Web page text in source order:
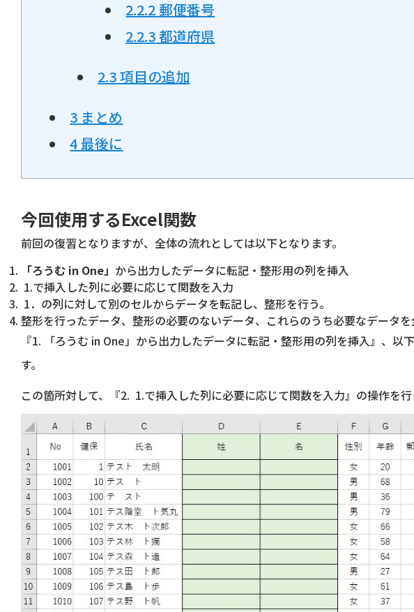
2.2.2 郵便番号
2.2.3都道府県
2.3項目の追加
3 まとめ
4最後に
今回使用するExcel関数
前回の復習となりますが、全体の流れとしては以下となります。
「ろうむ in One」 から出力したデータに転記・整形用の列を挿入
1.で挿入した列に必要に応じて関数を入力
1．の列に対して別のセルからデータを転記し、整形を行う。
整形を行ったデータ、整形の必要のないデータ、これらのうち必要なデータ
『1. 「ろうむ in One」から出力したデータに転記・整形用の列を挿入』、
す。
この箇所対して、『2. 1.で挿入した列に必要に応じて関数を入力』の操作を